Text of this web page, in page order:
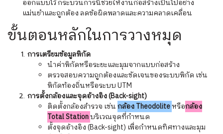
ออกแบบไว้ กระบวนการนี้ช่วยให้งานก่อสร้างเป็นไปอย่าง
แม่นยำและถูกต้อง ลดข้อผิดพลาดและความคลาดเคลื่อน
ขั้นตอนหลักในการวางหมุด
การเตรียมข้อมูลพิกัด
นำค่าพิกัดหรือระยะและมุมจากแบบก่อสร้าง
ตรวจสอบความถูกต้องและชัดเจนของระบบพิกัด เช่น
พิกัดท้องถิ่นหรือระบบ UTM
การตั้งกล้องและจุดอ้างอิง (Back-sight)
ติดตั้งกล้องสำรวจ เช่นกล้อง Theodoliteหรือกล้อง
Total Stationบริเวณจุดที่กำหนด
ตั้งจุดอ้างอิง (Back-sight) เพื่อกำหนดทิศทางและมุม